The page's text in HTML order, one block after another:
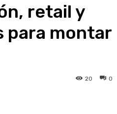
retail y
para montar
0
20